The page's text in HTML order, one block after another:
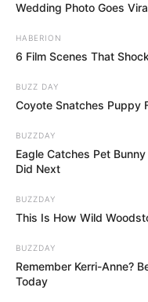
Idriss et
tendent
Alexis
Wedding Photo Goes
HABERION
6 Film Scenes That
BUZZ DAY
Coyote Snatches Puppy
BUZZDAY
Eagle Catches Pet
Did Next
BUZZDAY
This Is How Wild
BUZZDAY
Remember Kerri-Anne?
Today